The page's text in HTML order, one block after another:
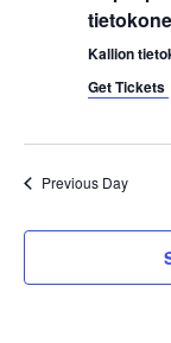
Kallion
Get Tickets
Previous Day